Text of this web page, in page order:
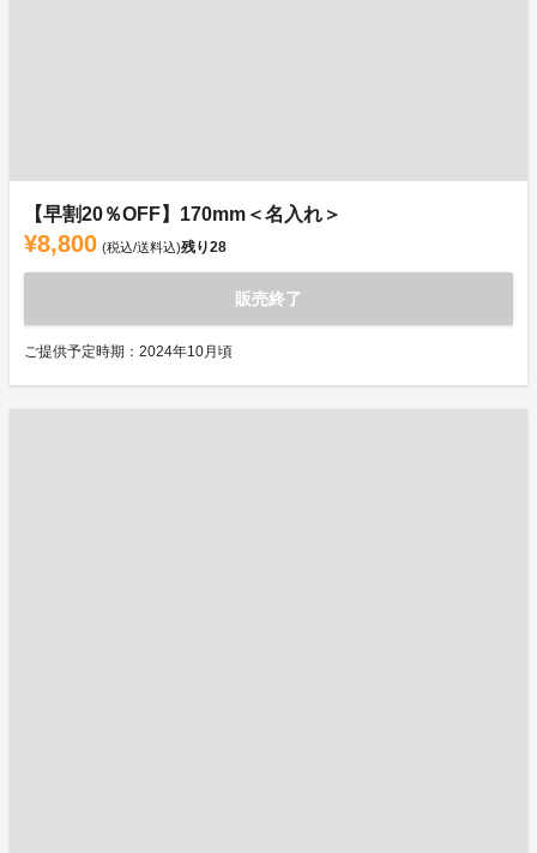
【早割20％OFF】170mm＜名入れ＞
¥8,800 (税込/送料込)残り28
販売終了
ご提供予定時期：2024年10月頃